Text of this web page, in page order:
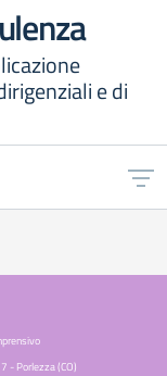
e di
- Porlezza (CO)